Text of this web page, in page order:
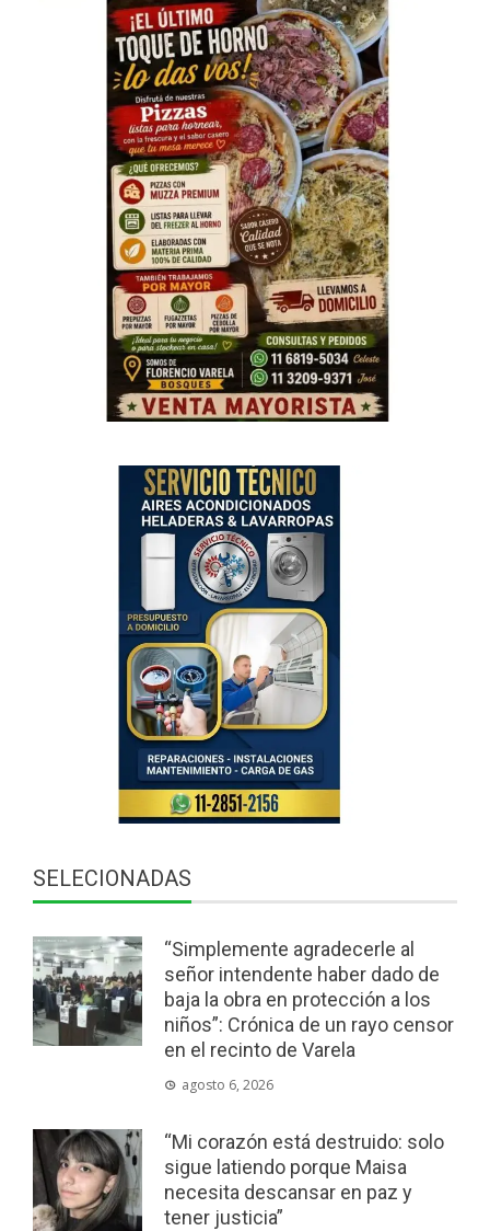
SELECIONADAS
“Simplemente agradecerle al
señor intendente haber dado de
baja la obra en protección a los
niños”: Crónica de un rayo censor
en el recinto de Varela
agosto 6, 2026
“Mi corazón está destruido: solo
sigue latiendo porque Maisa
necesita descansar en paz y
tener justicia”